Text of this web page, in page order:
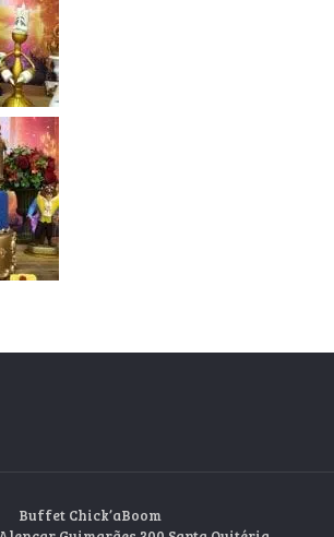
Buffet Chick’aBoom